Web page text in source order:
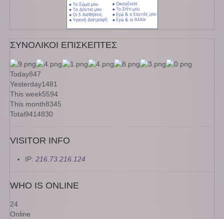
ΣΥΝΟΛΙΚΟΙ ΕΠΙΣΚΕΠΤΕΣ
Today847
Yesterday1481
This week5594
This month8345
Total9414830
VISITOR INFO
IP: 216.73.216.124
WHO IS ONLINE
24
Online